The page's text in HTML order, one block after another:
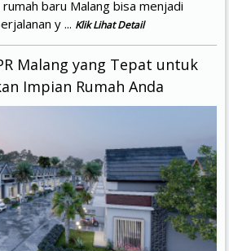
rumah baru Malang bisa menjadi
y ... Klik Lihat Detail
Malang yang Tepat untuk
Impian Rumah Anda